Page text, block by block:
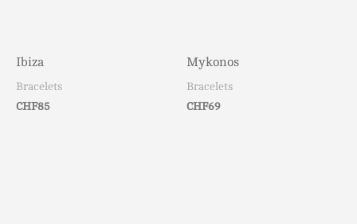
Ibiza
Bracelets
CHF85
Mykonos
Bracelets
CHF69